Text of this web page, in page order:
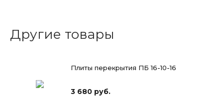
Другие товары
Плиты перекрытия ПБ 16-10-16
3 680 руб.